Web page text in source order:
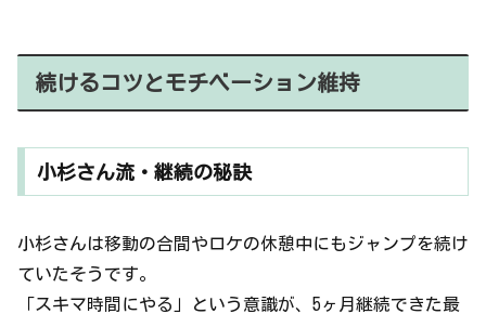
続けるコツとモチベーション維持
小杉さん流・継続の秘訣
小杉さんは移動の合間やロケの休憩中にもジャンプを続け
ていたそうです。
「スキマ時間にやる」という意識が、5ヶ月継続できた最